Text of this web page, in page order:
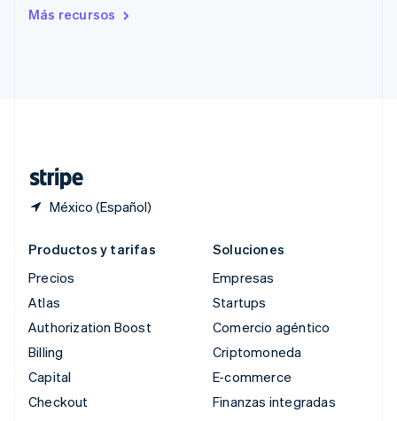
Más recursos
México (Español)
English
Productos y tarifas
Precios
Atlas
Authorization Boost
Billing
Capital
Checkout
Soluciones
Empresas
Startups
Comercio agéntico
Criptomoneda
E-commerce
Finanzas integradas